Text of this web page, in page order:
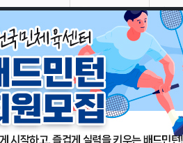
문수경기장 종합운동장
시설이용안내 프로그램안내 운